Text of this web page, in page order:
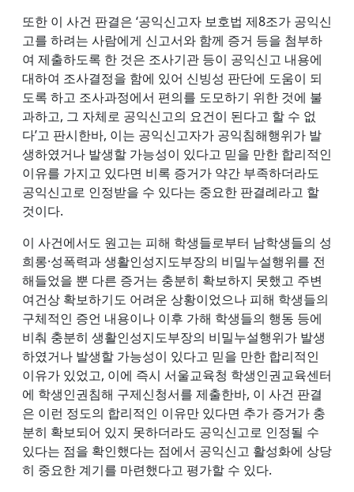
또한 이 사건 판결은 ‘공익신고자 보호법 제8조가 공익신
고를 하려는 사람에게 신고서와 함께 증거 등을 첨부하
여 제출하도록 한 것은 조사기관 등이 공익신고 내용에
대하여 조사결정을 함에 있어 신빙성 판단에 도움이 되
도록 하고 조사과정에서 편의를 도모하기 위한 것에 불
과하고, 그 자체로 공익신고의 요건이 된다고 할 수 없
다’고 판시한바, 이는 공익신고자가 공익침해행위가 발
생하였거나 발생할 가능성이 있다고 믿을 만한 합리적인
이유를 가지고 있다면 비록 증거가 약간 부족하더라도
공익신고로 인정받을 수 있다는 중요한 판결례라고 할
것이다.
이 사건에서도 원고는 피해 학생들로부터 남학생들의 성
희롱·성폭력과 생활인성지도부장의 비밀누설행위를 전
해들었을 뿐 다른 증거는 충분히 확보하지 못했고 주변
여건상 확보하기도 어려운 상황이었으나 피해 학생들의
구체적인 증언 내용이나 이후 가해 학생들의 행동 등에
비춰 충분히 생활인성지도부장의 비밀누설행위가 발생
하였거나 발생할 가능성이 있다고 믿을 만한 합리적인
이유가 있었고, 이에 즉시 서울교육청 학생인권교육센터
에 학생인권침해 구제신청서를 제출한바, 이 사건 판결
은 이런 정도의 합리적인 이유만 있다면 추가 증거가 충
분히 확보되어 있지 못하더라도 공익신고로 인정될 수
있다는 점을 확인했다는 점에서 공익신고 활성화에 상당
히 중요한 계기를 마련했다고 평가할 수 있다.